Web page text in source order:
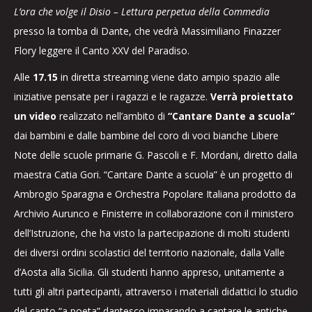
L’ora che volge il Disio – Lettura perpetua della Commedia
presso la tomba di Dante, che vedrà Massimiliano Finazzer
Flory leggere il Canto XXV del Paradiso.
Alle 17.15 in diretta streaming viene dato ampio spazio alle
iniziative pensate per i ragazzi e le ragazze. Verrà proiettato
un video realizzato nell’ambito di “Cantare Dante a scuola”
dai bambini e dalle bambine del coro di voci bianche Libere
Note delle scuole primarie G. Pascoli e F. Mordani, diretto dalla
maestra Catia Gori. “Cantare Dante a scuola” è un progetto di
Ambrogio Sparagna e Orchestra Popolare Italiana prodotto da
Archivio Aurunco e Finisterre in collaborazione con il ministero
dell’Istruzione, che ha visto la partecipazione di molti studenti
dei diversi ordini scolastici del territorio nazionale, dalla Valle
d’Aosta alla Sicilia. Gli studenti hanno appreso, unitamente a
tutti gli altri partecipanti, attraverso i materiali didattici lo studio